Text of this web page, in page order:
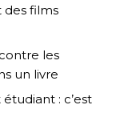
des films
les
un livre
: c’est